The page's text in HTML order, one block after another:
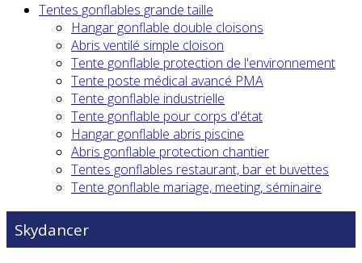
Tentes gonflables grande taille
Hangar gonflable double cloisons
Abris ventilé simple cloison
Tente gonflable protection de l'environnement
Tente poste médical avancé PMA
Tente gonflable industrielle
Tente gonflable pour corps d'état
Hangar gonflable abris piscine
Abris gonflable protection chantier
Tentes gonflables restaurant, bar et buvettes
Tente gonflable mariage, meeting, séminaire
Skydancer